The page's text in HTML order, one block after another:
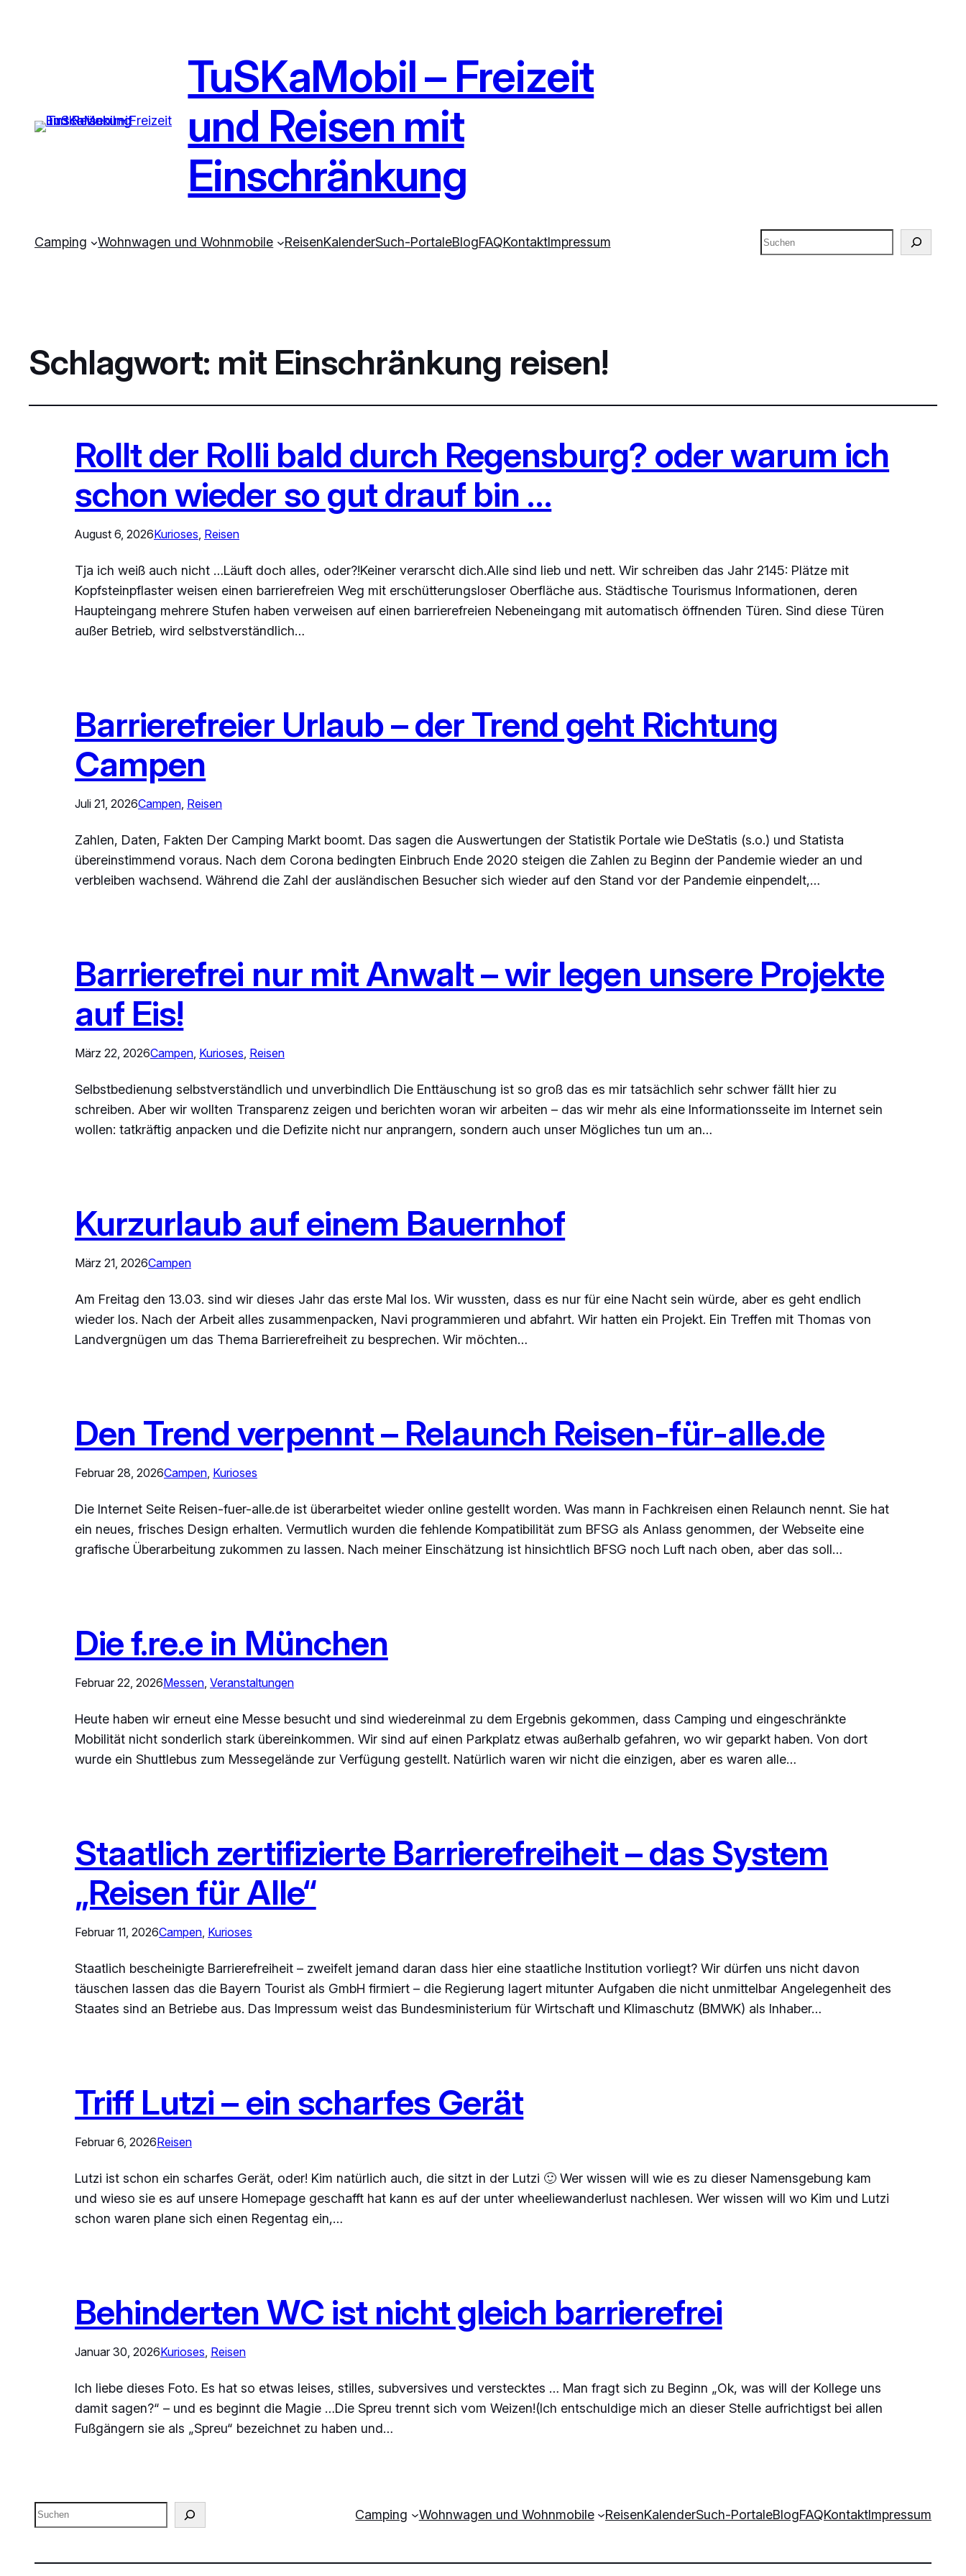
TuSKaMobil – Freizeit
und Reisen mit
Einschränkung
Camping Wohnwagen und Wohnmobile ReisenKalenderSuch-PortaleBlogFAQKontaktImpressum Suchen
Schlagwort: mit Einschränkung reisen!
Rollt der Rolli bald durch Regensburg? oder warum ich
schon wieder so gut drauf bin …
August 6, 2026Kurioses Reisen
Tja ich weiß auch nicht …Läuft doch alles, oder?!Keiner verarscht dich.Alle sind lieb und nett. Wir schreiben das Jahr 2145: Plätze mit
Kopfsteinpflaster weisen einen barrierefreien Weg mit erschütterungsloser Oberfläche aus. Städtische Tourismus Informationen, deren
Haupteingang mehrere Stufen haben verweisen auf einen barrierefreien Nebeneingang mit automatisch öffnenden Türen. Sind diese Türen
außer Betrieb, wird selbstverständlich…
Barrierefreier Urlaub – der Trend geht Richtung
Campen
Juli 21, 2026Campen Reisen
Zahlen, Daten, Fakten Der Camping Markt boomt. Das sagen die Auswertungen der Statistik Portale wie DeStatis (s.o.) und Statista
übereinstimmend voraus. Nach dem Corona bedingten Einbruch Ende 2020 steigen die Zahlen zu Beginn der Pandemie wieder an und
verbleiben wachsend. Während die Zahl der ausländischen Besucher sich wieder auf den Stand vor der Pandemie einpendelt,…
Barrierefrei nur mit Anwalt – wir legen unsere Projekte
auf Eis!
März 22, 2026Campen Kurioses Reisen
Selbstbedienung selbstverständlich und unverbindlich Die Enttäuschung ist so groß das es mir tatsächlich sehr schwer fällt hier zu
schreiben. Aber wir wollten Transparenz zeigen und berichten woran wir arbeiten – das wir mehr als eine Informationsseite im Internet sein
wollen: tatkräftig anpacken und die Defizite nicht nur anprangern, sondern auch unser Mögliches tun um an…
Kurzurlaub auf einem Bauernhof
März 21, 2026Campen
Am Freitag den 13.03. sind wir dieses Jahr das erste Mal los. Wir wussten, dass es nur für eine Nacht sein würde, aber es geht endlich
wieder los. Nach der Arbeit alles zusammenpacken, Navi programmieren und abfahrt. Wir hatten ein Projekt. Ein Treffen mit Thomas von
Landvergnügen um das Thema Barrierefreiheit zu besprechen. Wir möchten…
Den Trend verpennt – Relaunch Reisen-für-alle.de
Februar 28, 2026Campen Kurioses
Die Internet Seite Reisen-fuer-alle.de ist überarbeitet wieder online gestellt worden. Was mann in Fachkreisen einen Relaunch nennt. Sie hat
ein neues, frisches Design erhalten. Vermutlich wurden die fehlende Kompatibilität zum BFSG als Anlass genommen, der Webseite eine
grafische Überarbeitung zukommen zu lassen. Nach meiner Einschätzung ist hinsichtlich BFSG noch Luft nach oben, aber das soll…
Die f.re.e in München
Februar 22, 2026Messen Veranstaltungen
Heute haben wir erneut eine Messe besucht und sind wiedereinmal zu dem Ergebnis gekommen, dass Camping und eingeschränkte
Mobilität nicht sonderlich stark übereinkommen. Wir sind auf einen Parkplatz etwas außerhalb gefahren, wo wir geparkt haben. Von dort
wurde ein Shuttlebus zum Messegelände zur Verfügung gestellt. Natürlich waren wir nicht die einzigen, aber es waren alle…
Staatlich zertifizierte Barrierefreiheit – das System
„Reisen für Alle“
Februar 11, 2026Campen Kurioses
Staatlich bescheinigte Barrierefreiheit – zweifelt jemand daran dass hier eine staatliche Institution vorliegt? Wir dürfen uns nicht davon
täuschen lassen das die Bayern Tourist als GmbH firmiert – die Regierung lagert mitunter Aufgaben die nicht unmittelbar Angelegenheit des
Staates sind an Betriebe aus. Das Impressum weist das Bundesministerium für Wirtschaft und Klimaschutz (BMWK) als Inhaber…
Triff Lutzi – ein scharfes Gerät
Februar 6, 2026Reisen
Lutzi ist schon ein scharfes Gerät, oder! Kim natürlich auch, die sitzt in der Lutzi 🙂 Wer wissen will wie es zu dieser Namensgebung kam
und wieso sie es auf unsere Homepage geschafft hat kann es auf der unter wheeliewanderlust nachlesen. Wer wissen will wo Kim und Lutzi
schon waren plane sich einen Regentag ein,…
Behinderten WC ist nicht gleich barrierefrei
Januar 30, 2026Kurioses Reisen
Ich liebe dieses Foto. Es hat so etwas leises, stilles, subversives und verstecktes … Man fragt sich zu Beginn „Ok, was will der Kollege uns
damit sagen?“ – und es beginnt die Magie …Die Spreu trennt sich vom Weizen!(Ich entschuldige mich an dieser Stelle aufrichtigst bei allen
Fußgängern sie als „Spreu“ bezeichnet zu haben und…
Suchen Camping Wohnwagen und Wohnmobile ReisenKalenderSuch-PortaleBlogFAQKontaktImpressum